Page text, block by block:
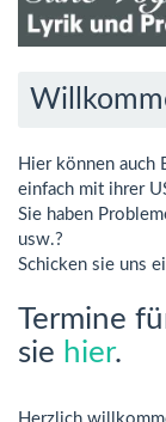
Hier können auch
einfach mit ihrer
Sie haben
usw.?
Schicken sie uns
Termine
sie hier.